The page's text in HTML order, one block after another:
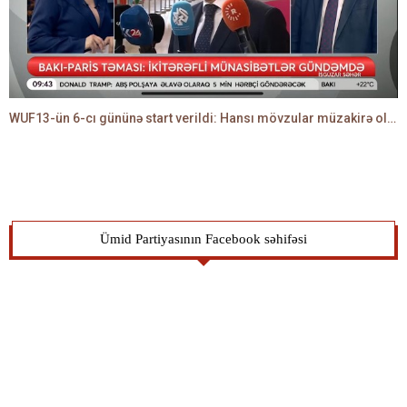
WUF13-ün 6-cı gününə start verildi: Hansı mövzular müzakirə olunacaq? -TALEH ƏLİYEV danışır
Ümid Partiyasının Facebook səhifəsi